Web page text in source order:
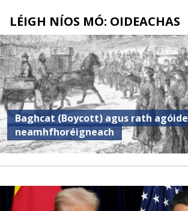
LÉIGH NÍOS MÓ: OIDEACHAS
Baghcat (Boycott) agus rath agóide
neamhfhoréigneach